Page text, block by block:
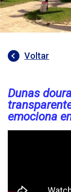
Voltar
Dunas
emociona